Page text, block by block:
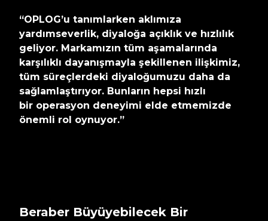
“OPLOG’u tanımlarken aklımıza
yardımseverlik, diyaloğa açıklık ve hızlılık
geliyor. Markamızın tüm aşamalarında
karşılıklı dayanışmayla şekillenen ilişkimiz,
tüm süreçlerdeki diyaloğumuzu daha da
sağlamlaştırıyor. Bunların hepsi hızlı
bir operasyon deneyimi elde etmemizde
önemli rol oynuyor.”
Beraber Büyüyebilecek Bir